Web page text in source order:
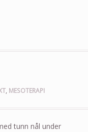
, MESOTERAPI
tunn nål under